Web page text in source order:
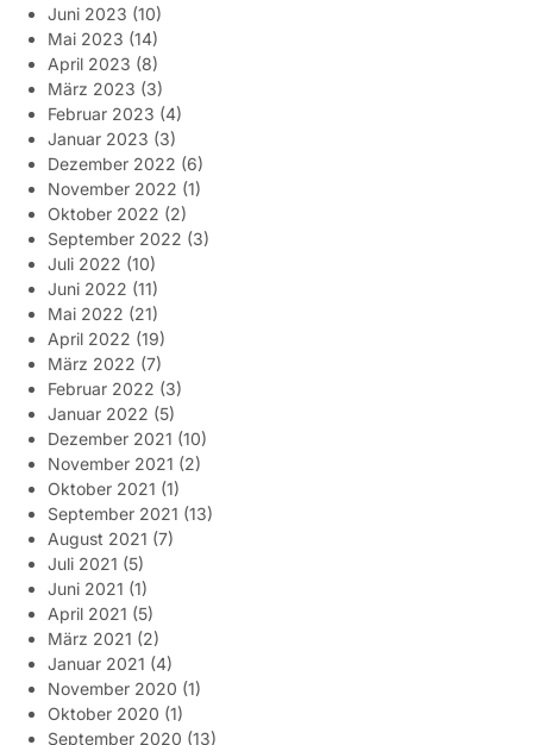
Juni 2023 (10)
Mai 2023 (14)
April 2023 (8)
März 2023 (3)
Februar 2023 (4)
Januar 2023 (3)
Dezember 2022 (6)
November 2022 (1)
Oktober 2022 (2)
September 2022 (3)
Juli 2022 (10)
Juni 2022 (11)
Mai 2022 (21)
April 2022 (19)
März 2022 (7)
Februar 2022 (3)
Januar 2022 (5)
Dezember 2021 (10)
November 2021 (2)
Oktober 2021 (1)
September 2021 (13)
August 2021 (7)
Juli 2021 (5)
Juni 2021 (1)
April 2021 (5)
März 2021 (2)
Januar 2021 (4)
November 2020 (1)
Oktober 2020 (1)
September 2020 (13)